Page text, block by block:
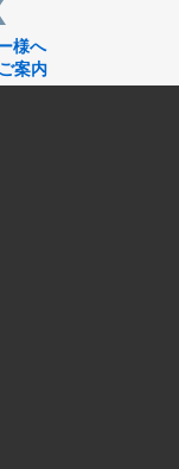
様へ
案内